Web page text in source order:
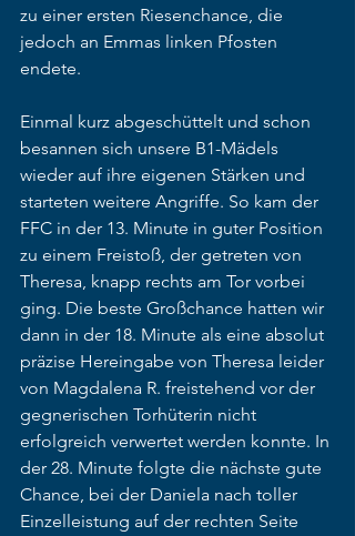
zu einer ersten Riesenchance, die
jedoch an Emmas linken Pfosten
endete.
Einmal kurz abgeschüttelt und schon
besannen sich unsere B1-Mädels
wieder auf ihre eigenen Stärken und
starteten weitere Angriffe. So kam der
FFC in der 13. Minute in guter Position
zu einem Freistoß, der getreten von
Theresa, knapp rechts am Tor vorbei
ging. Die beste Großchance hatten wir
dann in der 18. Minute als eine absolut
präzise Hereingabe von Theresa leider
von Magdalena R. freistehend vor der
gegnerischen Torhüterin nicht
erfolgreich verwertet werden konnte. In
der 28. Minute folgte die nächste gute
Chance, bei der Daniela nach toller
Einzelleistung auf der rechten Seite